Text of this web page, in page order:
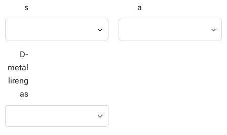
s
a
D-
metal
lireng
as